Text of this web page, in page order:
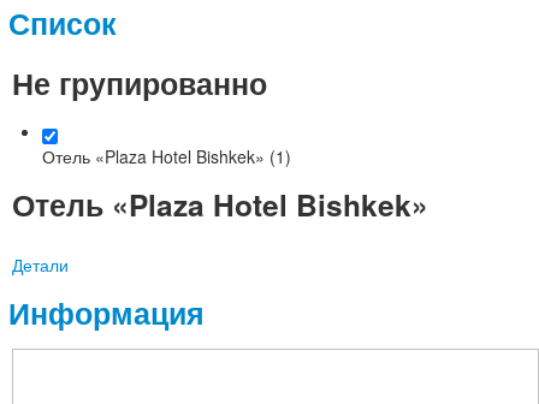
Список
Не групированно
Отель «Plaza Hotel Bishkek» (1)
Отель «Plaza Hotel Bishkek»
Детали
Информация